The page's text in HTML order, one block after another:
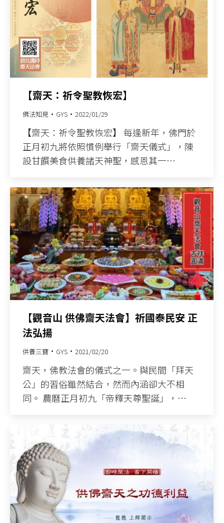
【齋天：祈令聖教恢宏】
佛法知見 GYS 2022/01/29
【齋天：祈令聖教恢宏】 每逢新年，佛門於
正月初九將依照慣例舉行「齋天儀式」，陳
設甘饌美食供養諸天神聖，感恩其一…
【觀音山 供佛齋天法會】祈國泰民安 正
法弘揚
供養三寶 GYS 2021/02/20
齋天，佛教法會的儀式之一。與民間「拜天
公」的習俗雖然結合，然而內涵卻大不相
同。 農曆正月初九「帝釋天尊聖誕」，…